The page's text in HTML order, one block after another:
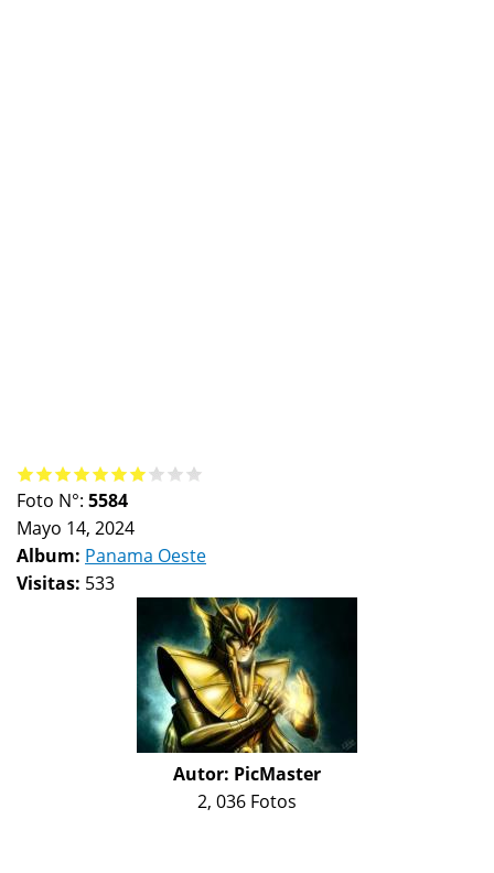
Foto N°: 5584
Mayo 14, 2024
Album: Panama Oeste
Visitas: 533
Autor: PicMaster
2, 036 Fotos